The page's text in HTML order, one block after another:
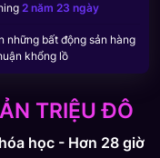
TRIỆU ĐÔ
học - Hơn 28 giờ
2 năm 23 ngày
bất động sản hàng
khổng lồ